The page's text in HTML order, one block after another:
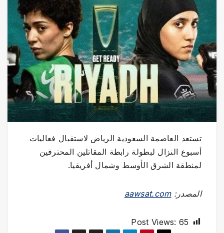
تستعد العاصمة السعودية الرياض لاستقبال فعاليات
أسبوع النزال لبطولة رابطة المقاتلين المحترفين
لمنطقة الشرق الأوسط وشمال أفريقيا.
المصدر:aawsat.com
Post Views: 65